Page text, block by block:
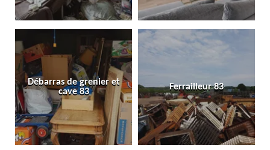
Débarras de grenier et
cave 83
Ferrailleur 83